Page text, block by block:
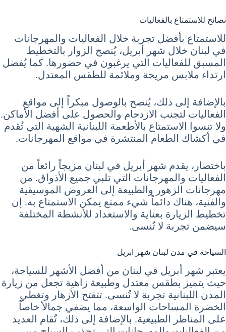
نصائح للاستمتاع بالفعاليات
للاستمتاع بأفضل تجربة خلال الفعاليات والمهرجانات
في لبنان خلال شهر أبريل، يُنصح الزوار بالتخطيط
المسبق للفعاليات التي يرغبون في حضورها. كما يُفضل
ارتداء ملابس مريحة وملائمة للطقس المعتدل.
بالإضافة إلى ذلك، يُنصح بالوصول مبكراً إلى مواقع
الفعاليات لتجنب الازدحام والحصول على أفضل الأماكن.
ولا تنسوا الاستمتاع بالأطعمة اللبنانية الشهية التي تُقدم
في أكشاك الطعام المنتشرة في مواقع المهرجانات.
باختصار، يقدم شهر أبريل في لبنان مزيجاً رائعاً من
الفعاليات والمهرجانات التي تلبي جميع الأذواق. من
مهرجانات الزهور والطبيعة إلى العروض الموسيقية
والفنية، هناك دائماً شيء ممتع يمكن الاستمتاع به. إن
تخطيط الزيارة بعناية والاستعداد للأنشطة المختلفة
سيضمن تجربة لا تُنسى.
السياحة في مدن لبنان شهر ابريل
يعتبر شهر أبريل في لبنان من أفضل الأشهر للسياحة،
حيث يتميز بطقس معتدل وطبيعة زاهية تجعل من زيارة
المدن اللبنانية تجربة لا تُنسى. تتفتح الأزهار وتغطي
الخضرة المساحات الواسعة، مما يضفي جمالاً خاصاً
على المناظر الطبيعية. بالإضافة إلى ذلك، تُقام العديد